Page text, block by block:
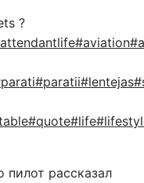
?
#aviation
#paratii#lentejas
#quote#life
пилот рассказал